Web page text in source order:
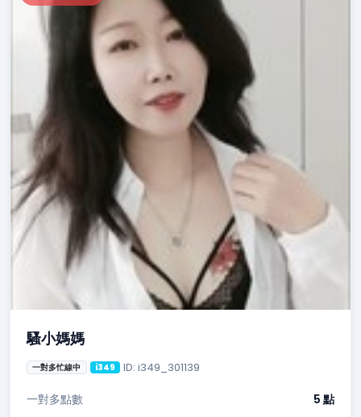
騷小媽媽
一對多忙線中 i349 ID: i349_301139
一對多點數 5 點